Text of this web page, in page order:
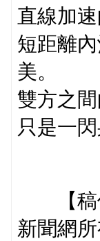
直線加
短距離
美。
雙方之
只是一
【稿件
新聞網